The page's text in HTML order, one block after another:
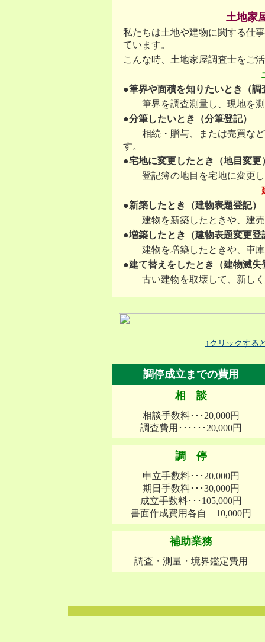
土地家
私たちは土地や建物に関する仕
ています。
こんな時、土地家屋調査士をご
●筆界や面積を知りたいとき（調
筆界を調査測量し、現地を測
●分筆したいとき（分筆登記）
相続・贈与、または売買など
す。
●宅地に変更したとき（地目変更
登記簿の地目を宅地に変更し
●新築したとき（建物表題登記）
建物を新築したときや、建売
●増築したとき（建物表題変更登
建物を増築したときや、車庫
●建て替えをしたとき（建物滅
古い建物を取壊して、新しく
↑クリックする
調停成立までの費用
相 談
相談手数料･･･20,000円
調査費用･･････20,000円
調 停
申立手数料･･･20,000円
期日手数料･･･30,000円
成立手数料･･･105,000円
書面作成費用各自 10,000円
補助業務
調査・測量・境界鑑定費用